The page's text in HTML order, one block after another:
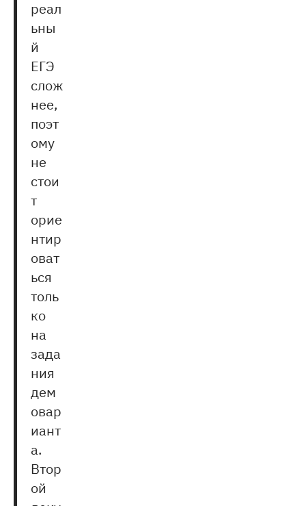
реал
ьны
й
ЕГЭ
слож
нее,
поэт
ому
не
стои
т
орие
нтир
оват
ься
толь
ко
на
зада
ния
дем
овар
иант
а.
Втор
ой